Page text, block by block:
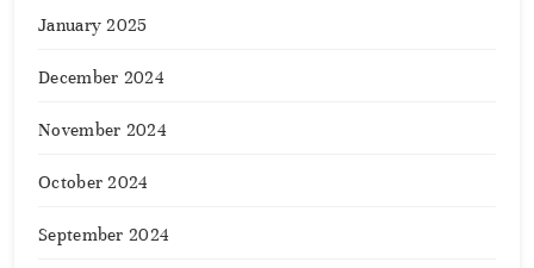
January 2025
December 2024
November 2024
October 2024
September 2024